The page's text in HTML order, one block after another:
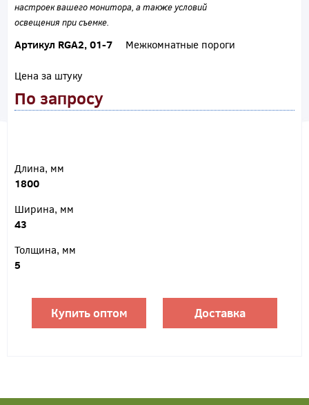
настроек вашего монитора, а также условий
освещения при съемке.
Артикул RGA2, 01-7 Межкомнатные пороги
Цена за штуку
По запросу
Длина, мм
1800
Ширина, мм
43
Толщина, мм
5
Купить оптом Доставка